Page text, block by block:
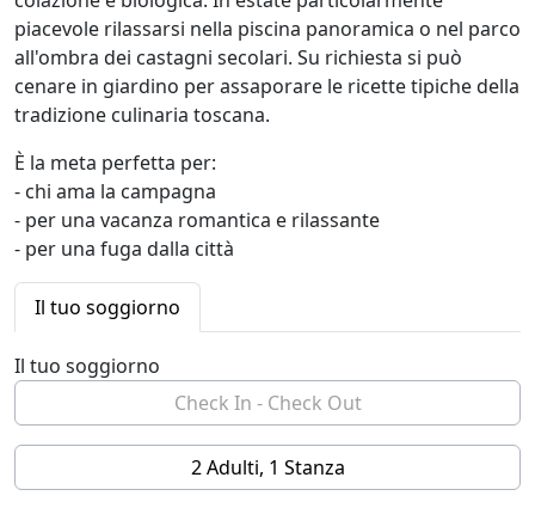
piacevole rilassarsi nella piscina panoramica o nel parco
all'ombra dei castagni secolari. Su richiesta si può
cenare in giardino per assaporare le ricette tipiche della
tradizione culinaria toscana.
È la meta perfetta per:
- chi ama la campagna
- per una vacanza romantica e rilassante
- per una fuga dalla città
Il tuo soggiorno
Il tuo soggiorno
2 Adulti, 1 Stanza